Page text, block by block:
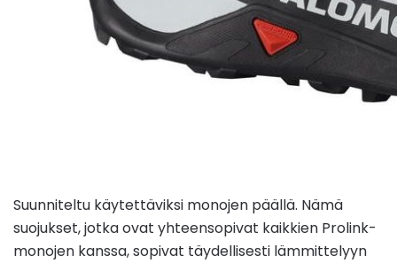
Suunniteltu käytettäviksi monojen päällä. Nämä
suojukset, jotka ovat yhteensopivat kaikkien Prolink-
monojen kanssa, sopivat täydellisesti lämmittelyyn